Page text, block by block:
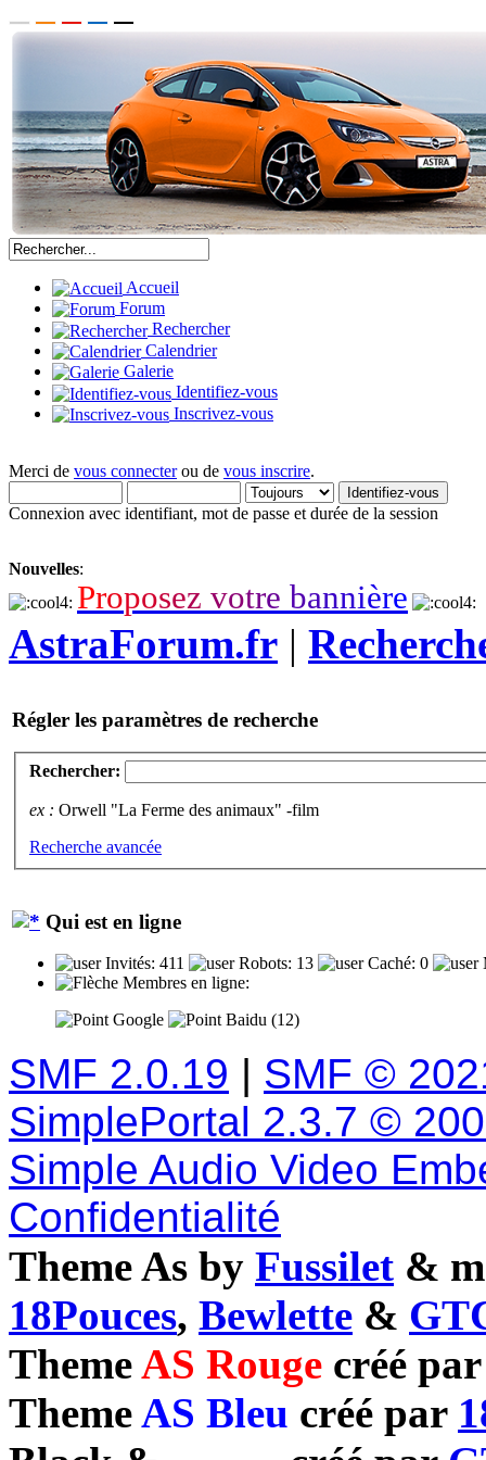
Accueil
Forum
Rechercher
Calendrier
Galerie
Identifiez-vous
Inscrivez-vous
Merci de vous connecterou de vous inscrire.
Connexion avec identifiant, mot de passe et durée de la session
Nouvelles:
Proposez votre bannière
AstraForum.fr |
Régler les paramètres de recherche
Rechercher:
ex : Orwell "La Ferme des animaux" -film
Recherche avancée
Qui est en ligne
Invités: 411 Robots: 13 Caché: 0
Membres en ligne:
Google
Baidu (12)
SMF 2.0.19 | SMF ©
SimplePortal 2.3.7 ©
Simple Audio Video
Confidentialité
Theme As by Fussilet &
18Pouces, Bewlette &
ThemeAS Rouge créé
ThemeAS Bleu créé par